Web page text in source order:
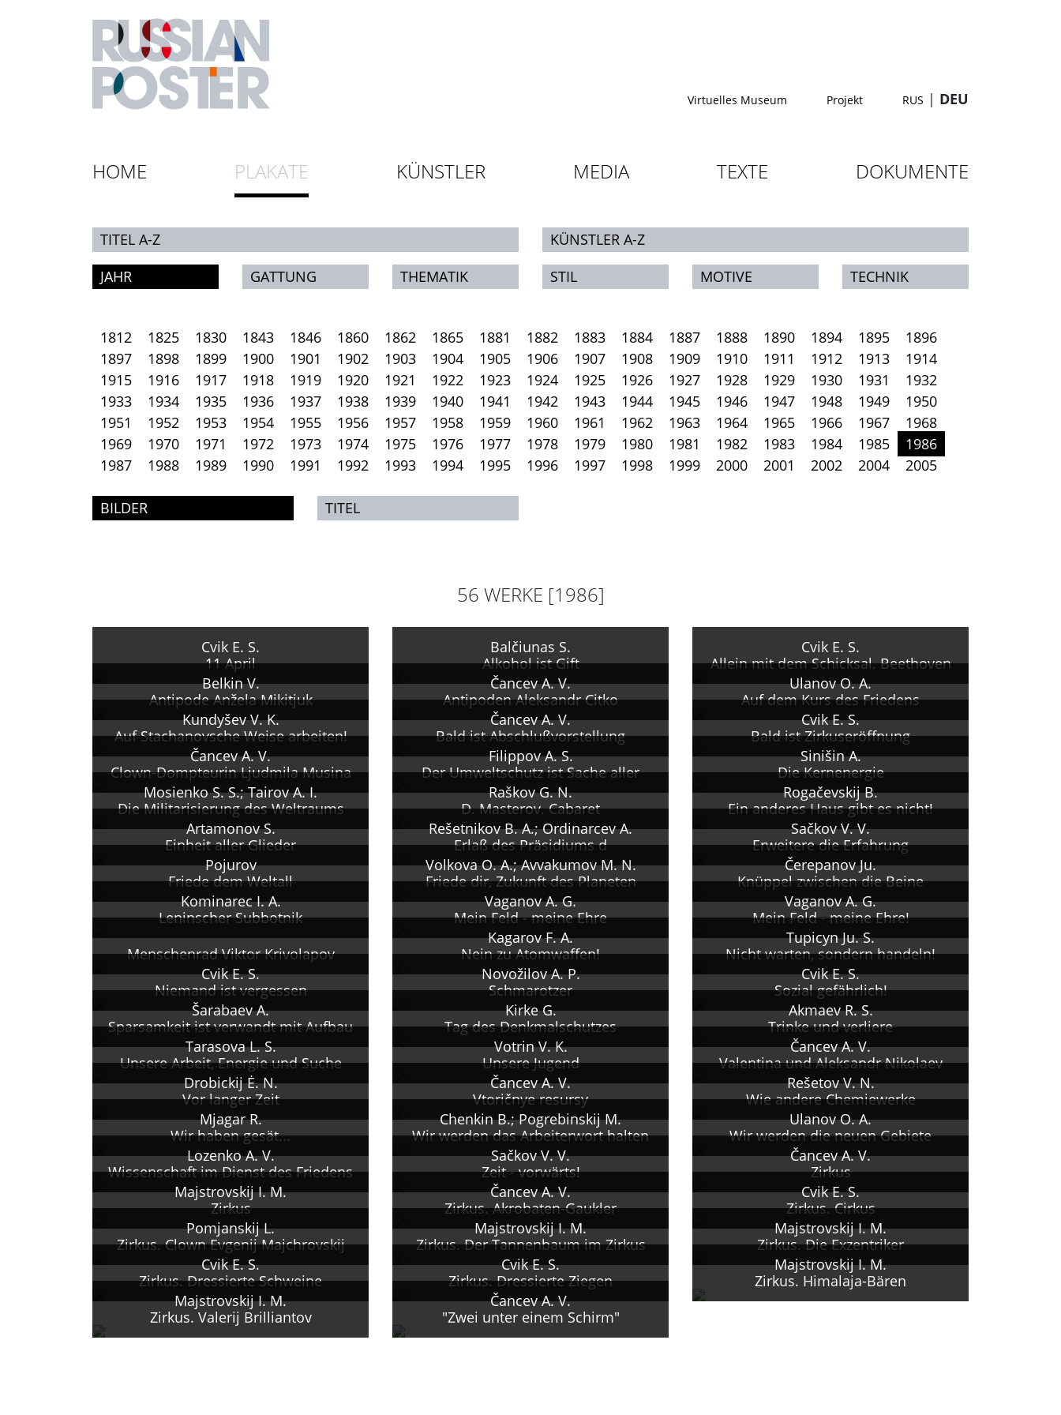
Virtuelles Museum Projekt RUS | DEU
HOME PLAKATE KÜNSTLER MEDIA TEXTE DOKUMENTE
TITEL A-Z
KÜNSTLER A-Z
JAHR
GATTUNG THEMATIK STIL MOTIVE TECHNIK
1812 1825 1830 1843 1846 1860 1862 1865 1881 1882 1883 1884 1887 1888 1890 1894 1895
1896
1897
1898 1899 1900 1901 1902 1903 1904 1905 1906 1907 1908 1909 1910 1911 1912 1913
1914
1915
1916 1917 1918 1919 1920 1921 1922 1923 1924 1925 1926 1927 1928 1929 1930 1931
1932
1933
1934 1935 1936 1937 1938 1939 1940 1941 1942 1943 1944 1945 1946 1947 1948 1949
1950
1951
1952 1953 1954 1955 1956 1957 1958 1959 1960 1961 1962 1963 1964 1965 1966 1967
1968
1969
1970 1971 1972 1973 1974 1975 1976 1977 1978 1979 1980 1981 1982 1983 1984 1985
1986
1987
1988 1989 1990 1991 1992 1993 1994 1995 1996 1997 1998 1999 2000 2001 2002 2004 2005
BILDER TITEL
56 WERKE [1986]
Cvik E. S.
11 April
Balčiunas S.
Alkohol ist Gift
Cvik E. S.
Allein mit dem Schicksal. Beethoven
Belkin V.
Antipode Anžela Mikitjuk
Čancev A. V.
Antipoden Aleksandr Citko
Ulanov O. A.
Auf dem Kurs des Friedens
Kundyšev V. K.
Auf Stachanovsche Weise arbeiten!
Čancev A. V.
Bald ist Abschlußvorstellung
Cvik E. S.
Bald ist Zirkuseröffnung
Čancev A. V.
Clown-Dompteurin Ljudmila Musina
Filippov A. S.
Der Umweltschutz ist Sache aller
Sinišin A.
Die Kernenergie
Mosienko S. S.; Tairov A. I.
Die Militarisierung des Weltraums
Raškov G. N.
D. Masterov. Cabaret
Rogačevskij B.
Ein anderes Haus gibt es nicht!
Artamonov S.
Einheit aller Glieder
Rešetnikov B. A.; Ordinarcev A.
Erlaß des Präsidiums d
Sačkov V. V.
Erweitere die Erfahrung
Pojurov
Friede dem Weltall
Volkova O. A.; Avvakumov M. N.
Friede dir, Zukunft des Planeten
Čerepanov Ju.
Knüppel zwischen die Beine
Kominarec I. A.
Leninscher Subbotnik
Vaganov A. G.
Mein Feld - meine Ehre
Vaganov A. G.
Mein Feld - meine Ehre!
Menschenrad Viktor Krivolapov
Kagarov F. A.
Nein zu Atomwaffen!
Tupicyn Ju. S.
Nicht warten, sondern handeln!
Cvik E. S.
Niemand ist vergessen
Novožilov A. P.
Schmarotzer
Cvik E. S.
Sozial gefährlich!
Šarabaev A.
Sparsamkeit ist verwandt mit Aufbau
Kirke G.
Tag des Denkmalschutzes
Akmaev R. S.
Trinke und verliere
Tarasova L. S.
Unsere Arbeit, Energie und Suche
Votrin V. K.
Unsere Jugend
Čancev A. V.
Valentina und Aleksandr Nikolaev
Drobickij Ė. N.
Vor langer Zeit
Čancev A. V.
Vtoričnye resursy
Rešetov V. N.
Wie andere Chemiewerke
Mjagar R.
Wir haben gesät...
Chenkin B.; Pogrebinskij M.
Wir werden das Arbeiterwort halten
Ulanov O. A.
Wir werden die neuen Gebiete
Lozenko A. V.
Wissenschaft im Dienst des Friedens
Sačkov V. V.
Zeit - vorwärts!
Čancev A. V.
Zirkus
Majstrovskij I. M.
Zirkus
Čancev A. V.
Zirkus. Akrobaten-Gaukler
Cvik E. S.
Zirkus. Cirkus
Pomjanskij L.
Zirkus. Clown Evgenij Majchrovskij
Majstrovskij I. M.
Zirkus. Der Tannenbaum im Zirkus
Majstrovskij I. M.
Zirkus. Die Exzentriker
Cvik E. S.
Zirkus. Dressierte Schweine
Cvik E. S.
Zirkus. Dressierte Ziegen
Majstrovskij I. M.
Zirkus. Himalaja-Bären
Majstrovskij I. M.
Zirkus. Valerij Brilliantov
Čancev A. V.
"Zwei unter einem Schirm"